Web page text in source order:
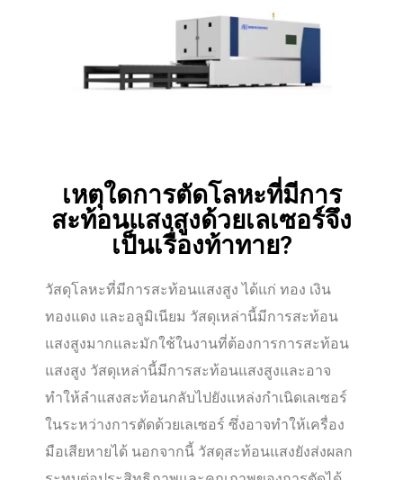
เหตุใดการตัดโลหะที่มีการ
สะท้อนแสงสูงด้วยเลเซอร์จึง
เป็นเรื่องท้าทาย?
วัสดุโลหะที่มีการสะท้อนแสงสูง ได้แก่ ทอง เงิน
ทองแดง และอลูมิเนียม วัสดุเหล่านี้มีการสะท้อน
แสงสูงมากและมักใช้ในงานที่ต้องการการสะท้อน
แสงสูง วัสดุเหล่านี้มีการสะท้อนแสงสูงและอาจ
ทำให้ลำแสงสะท้อนกลับไปยังแหล่งกำเนิดเลเซอร์
ในระหว่างการตัดด้วยเลเซอร์ ซึ่งอาจทำให้เครื่อง
มือเสียหายได้ นอกจากนี้ วัสดุสะท้อนแสงยังส่งผลก